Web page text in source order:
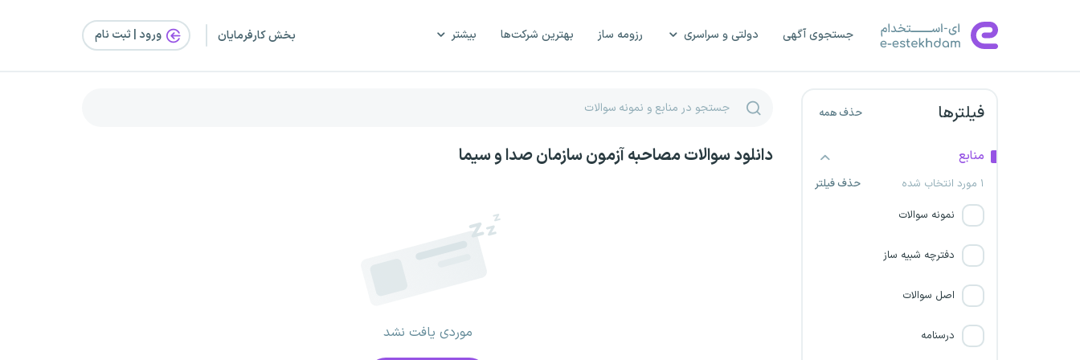
جستجوی آگهی دولتی و سراسری رزومه ساز بهترین شرکت‌ها بیشتر بخش کارفرمایان ورود | ثبت‌ نام
فیلترها حذف همه
منابع
۱ مورد انتخاب شده
حذف فیلتر
نمونه سوالات
دفترچه شبیه ساز
اصل سوالات
درسنامه
آتش نشانی کردستان
آتش نشانی کرمانشاه
احمد
دانلود سوالات مصاحبه آزمون سازمان صدا و سیما
موردی یافت نشد